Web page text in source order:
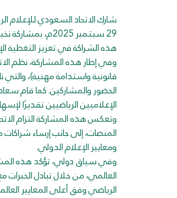
شارك الاتحاد السعودي
29 سبتمبر
هذه الشراكة في تعزيز التغطية
وفي إطار هذه المشاركة، نظم
قانونية واستدامة مهنية)،
الحضور والمشاركين. كما قام
الإعلاميين الرياضيين تقديرًا
وتعكس هذه المشاركة التزام
ومعايير الإعلام الدولي.
وفي سياق دولي، تؤكد هذه
العالمي، من خلال تبادل
الرياضي وفق أعلى المعايير